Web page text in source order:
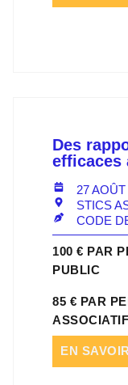
Des
efficaces
27
STICS
CODE
100 € PAR
PUBLIC
85 € PAR
ASSOCIATIF
EN